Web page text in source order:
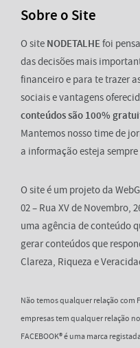
Sobre o Site
O site NODETALHEfoi
das decisões mais
financeiro e para te trazer
sociais e vantagens
conteúdos são 100%
Mantemos nosso time de
a informação esteja
O site é um projeto da
02 – Rua XV de Novembro,
uma agência de conteúdo
gerar conteúdos que
Clareza, Riqueza e
Não temos qualquer relação com
empresas tem qualquer relação
FACEBOOK® é uma marca